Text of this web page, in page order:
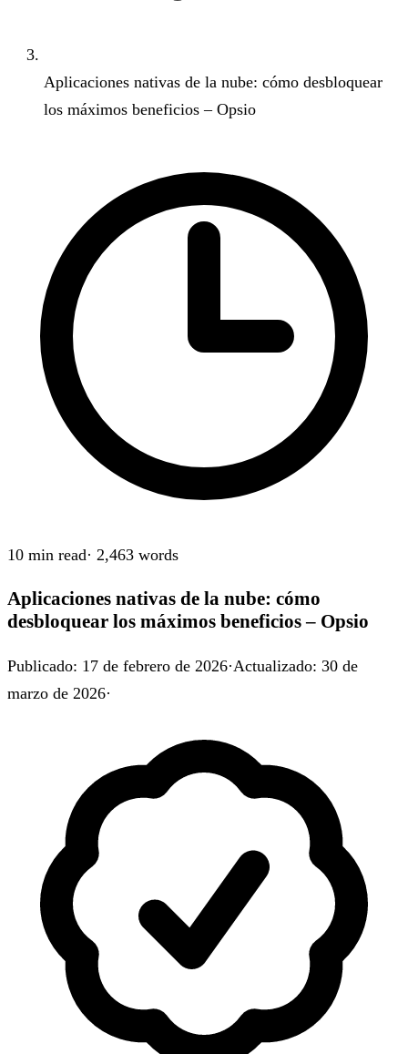
Aplicaciones nativas de la nube: cómo desbloquear
los máximos beneficios – Opsio
10 min read· 2,463 words
Aplicaciones nativas de la nube: cómo
desbloquear los máximos beneficios – Opsio
Publicado: 17 de febrero de 2026·Actualizado: 30 de
marzo de 2026·